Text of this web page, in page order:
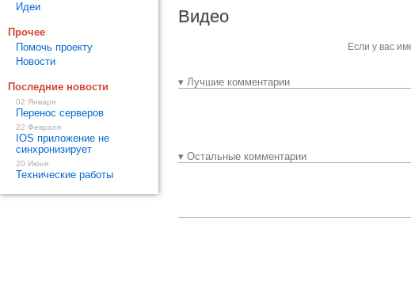
Видео
Если у вас
▾ Лучшие комментарии
▾ Остальные комментарии
Идеи
Прочее
Помочь проекту
Новости
Последние новости
02 Января
Перенос серверов
22 Февраля
IOS приложение не
синхронизирует
20 Июня
Технические работы